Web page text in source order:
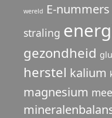
wereld E-nummers
straling
gezondheid
herstel kalium
magnesium